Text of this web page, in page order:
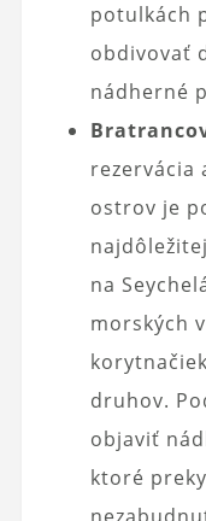
potulkách
obdivovať
nádherné
rezervácia
ostrov je
na
morských
druhov.
objaviť
ktoré